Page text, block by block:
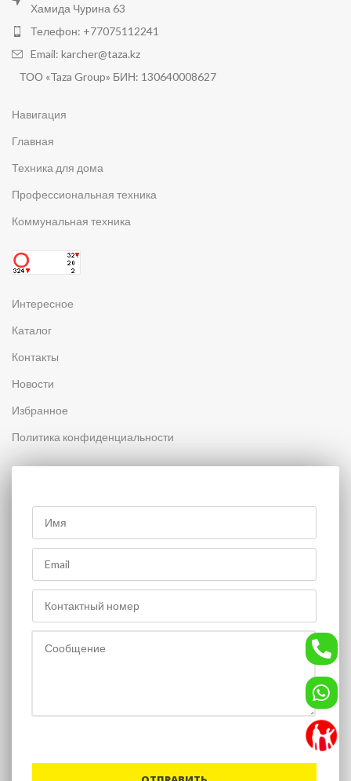
Хамида Чурина 63
Телефон: +77075112241
Email: karcher@taza.kz
ТОО «Taza Group» БИН: 130640008627
Навигация
Главная
Техника для дома
Профессиональная техника
Коммунальная техника
Интересное
Каталог
Контакты
Новости
Избранное
Политика конфиденциальности